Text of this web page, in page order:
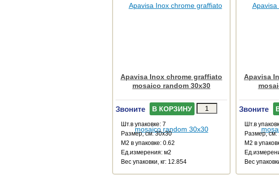
Apavisa Inox chrome graffiato
mosaico random 30x30
Звоните В КОРЗИНУ
Шт.в упаковке: 7
Размер, см: 30x30
М2 в упаковке: 0.62
Ед.измерения: м2
Веc упаковки, кг: 12.854
Apavisa
Звоните
Шт.в
Размер, см:
М2 в
Веc